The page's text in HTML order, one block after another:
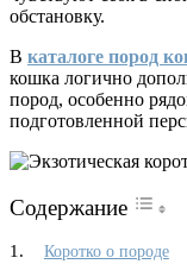
обстановку.
В каталоге пород
кошка логично
пород, особенно
подготовленной
Содержание
Коротко о породе